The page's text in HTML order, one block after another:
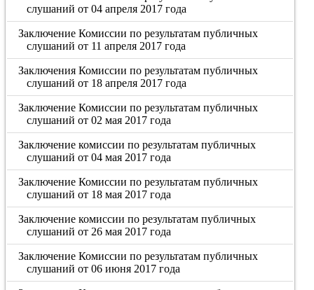
слушаний от 04 апреля 2017 года
Заключение Комиссии по результатам публичных
слушаний от 11 апреля 2017 года
Заключения Комиссии по результатам публичных
слушаний от 18 апреля 2017 года
Заключение Комиссии по результатам публичных
слушаний от 02 мая 2017 года
Заключение комиссии по результатам публичных
слушаний от 04 мая 2017 года
Заключение Комиссии по результатам публичных
слушаний от 18 мая 2017 года
Заключение комиссии по результатам публичных
слушаний от 26 мая 2017 года
Заключение Комиссии по результатам публичных
слушаний от 06 июня 2017 года